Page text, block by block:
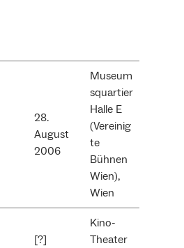
28.
August
2006
Museum
squartier
Halle E
(Vereinig
te
Bühnen
Wien),
Wien
[?]
Kino-
Theater